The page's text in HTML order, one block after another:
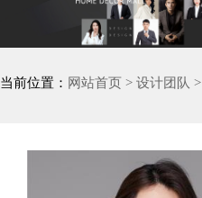
当前位置： 网站首页 > 设计团队 >